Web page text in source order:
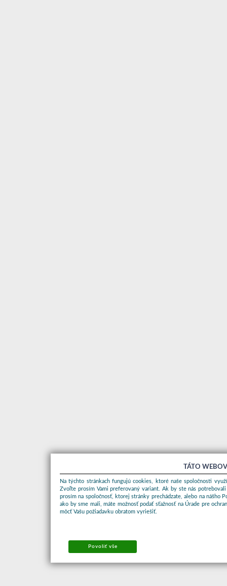
TÁTO
Na týchto stránkach fungujú cookies, ktoré naše spoločnosti
Zvoľte prosím Vami preferovaný variant. Ak by ste nás
prosím na spoločnosť, ktorej stránky prechádzate, alebo na nášho
ako by sme mali, máte možnosť podať sťažnosť na Úrade pre
môcť Vašu požiadavku obratom vyriešiť.
Povoliť vše